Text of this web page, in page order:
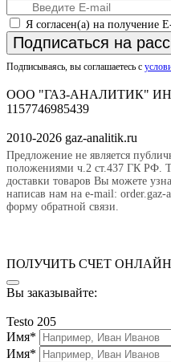
Я согласен(а) на получение
Подписаться на
Подписываясь, вы соглашаетесь с
ООО "ГАЗ-АНАЛИТИК" ИНН
1157746985439
2010-2026 gaz-analitik.ru
Предложение не является
положениями ч.2 ст.437 ГК РФ.
доставки товаров Вы можете
написав нам на e-mail:
форму обратной связи.
ПОЛУЧИТЬ СЧЕТ ОНЛАЙН
Вы заказывайте:
Testo 205
Имя*
Имя*